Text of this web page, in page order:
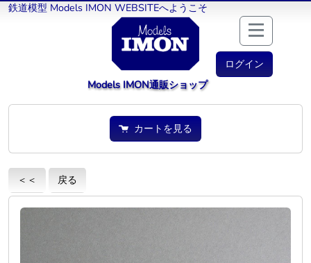
鉄道模型 Models IMON WEBSITEへようこそ
ログイン
Models IMON通販ショップ
カートを見る
＜＜ 戻る